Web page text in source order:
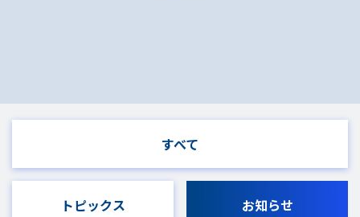
すべて
トピックス お知らせ